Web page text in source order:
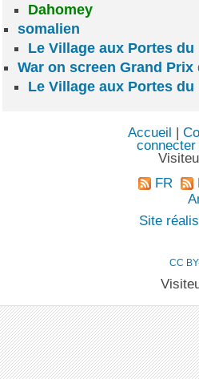
Dahomey
somalien
Le Village aux Portes du
War on screen Grand
Le Village aux Portes du
Accueil |
connecter
FR
Site
CC